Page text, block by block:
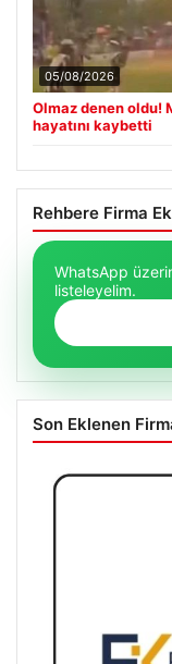
05/08/2026
Olmaz denen oldu!
hayatını kaybetti
Rehbere Firma
WhatsApp
listeleyelim.
Son Eklenen